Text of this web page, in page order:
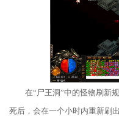
在“尸王洞”中的怪物刷新
死后，会在一个小时内重新刷